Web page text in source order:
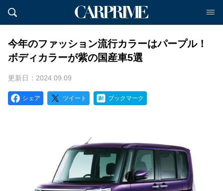
今年のファッション流行カラーはパープル！
ボディカラーが紫の国産車5選
更新日：2024.09.09
シェア ツイート ブックマーク